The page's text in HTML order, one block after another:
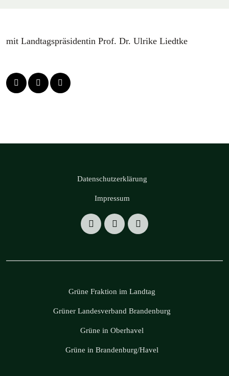
mit Landtagspräsidentin Prof. Dr. Ulrike Liedtke
Datenschutzerklärung
Impressum
Grüne Fraktion im Landtag
Grüner Landesverband Brandenburg
Grüne in Oberhavel
Grüne in Brandenburg/Havel